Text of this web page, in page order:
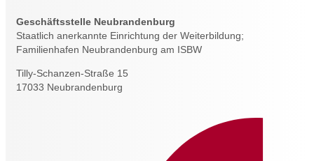
Geschäftsstelle Neubrandenburg
Staatlich anerkannte Einrichtung der Weiterbildung;
Familienhafen Neubrandenburg am ISBW
Tilly-Schanzen-Straße 15
17033 Neubrandenburg